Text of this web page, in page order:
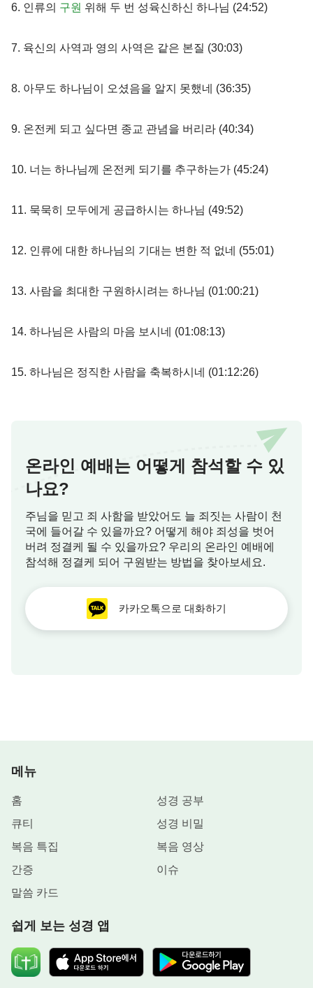
6. 인류의 구원 위해 두 번 성육신하신 하나님 (24:52​)
7. 육신의 사역과 영의 사역은 같은 본질 (30:03​)
8. 아무도 하나님이 오셨음을 알지 못했네 (36:35​)
9. 온전케 되고 싶다면 종교 관념을 버리라 (40:34​)
10. 너는 하나님께 온전케 되기를 추구하는가 (45:24​)
11. 묵묵히 모두에게 공급하시는 하나님 (49:52​)
12. 인류에 대한 하나님의 기대는 변한 적 없네 (55:01​)
13. 사람을 최대한 구원하시려는 하나님 (01:00:21​)
14. 하나님은 사람의 마음 보시네 (01:08:13​)
15. 하나님은 정직한 사람을 축복하시네 (01:12:26​)
온라인 예배는 어떻게 참석할 수 있
나요?
주님을 믿고 죄 사함을 받았어도 늘 죄짓는 사람이 천
국에 들어갈 수 있을까요? 어떻게 해야 죄성을 벗어
버려 정결케 될 수 있을까요? 우리의 온라인 예배에
참석해 정결케 되어 구원받는 방법을 찾아보세요.
카카오톡으로 대화하기
메뉴
홈
성경 공부
큐티
성경 비밀
복음 특집
복음 영상
간증
이슈
말씀 카드
쉽게 보는 성경 앱